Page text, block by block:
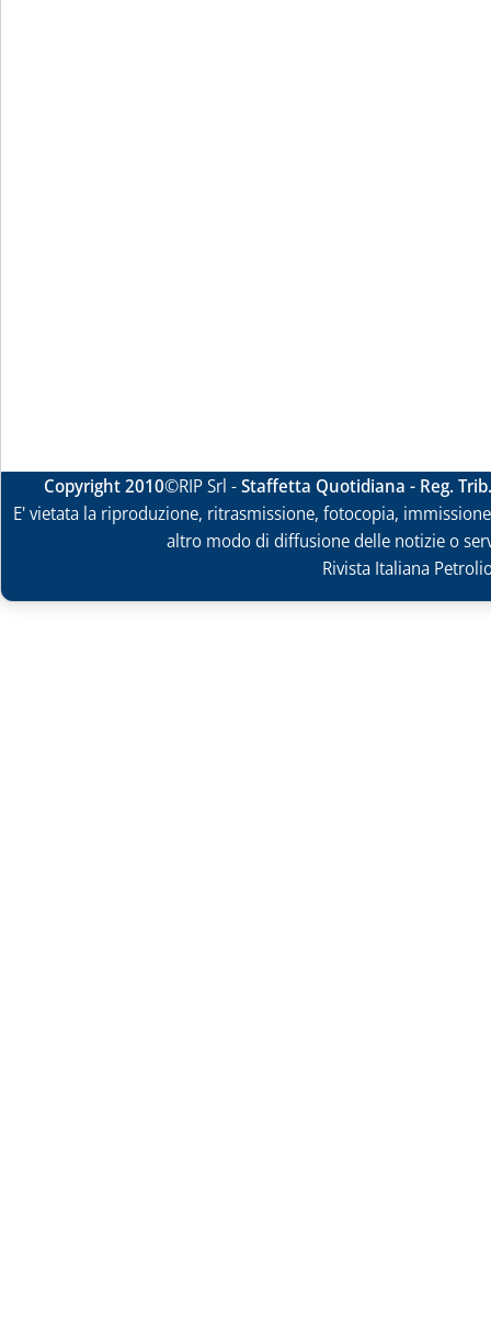
Copyright 2010©RIP Srl -Staffetta Quotidiana - Reg.
E' vietata la riproduzione, ritrasmissione, fotocopia,
altro modo di diffusione delle notizie o
Rivista Italiana